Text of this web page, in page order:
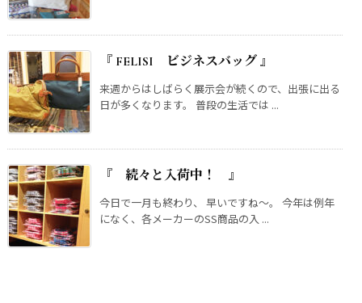
『 FELISI ビジネスバッグ 』
来週からはしばらく展示会が続くので、出張に出る
日が多くなります。 普段の生活では ...
『 続々と入荷中！ 』
今日で一月も終わり、 早いですね～。 今年は例年
になく、各メーカーのSS商品の入 ...